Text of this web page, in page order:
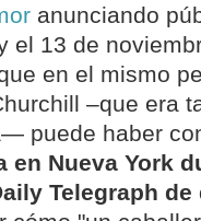
anunciando
el 13 de
en el mismo
–que era
puede haber
en Nueva York
Telegraph de